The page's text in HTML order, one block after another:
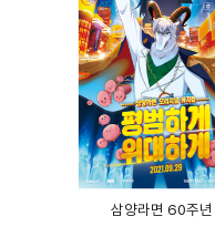
삼양라면 60주년